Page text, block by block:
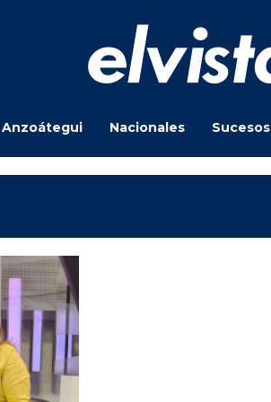
Anzoátegui Nacionales Sucesos